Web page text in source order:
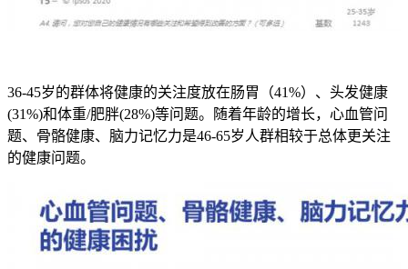
36-45岁的群体将健康的关注度放在肠胃（41%）、头发健康
(31%)和体重/肥胖(28%)等问题。随着年龄的增长，心血管问
题、骨骼健康、脑力记忆力是46-65岁人群相较于总体更关注
的健康问题。